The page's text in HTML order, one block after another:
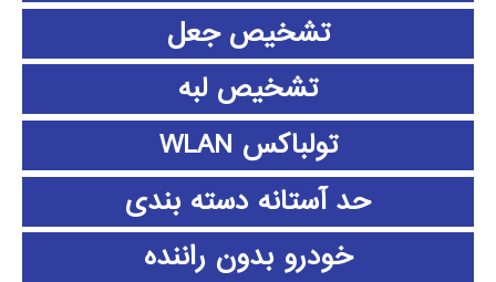
تشخیص جعل
تشخیص لبه
تولباکس WLAN
حد آستانه دسته بندی
خودرو بدون راننده